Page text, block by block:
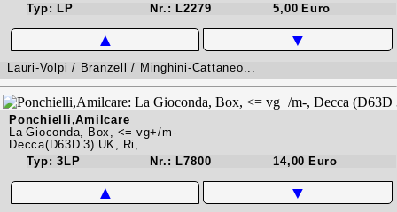
Typ: LP
Nr.: L2279 5,00 Euro
▲ ▼
Lauri-Volpi / Branzell / Minghini-Cattaneo...
Ponchielli,Amilcare
La Gioconda, Box, <= vg+/m-
Decca(D63D 3) UK, Ri,
Typ: 3LP
Nr.: L7800 14,00 Euro
▲ ▼